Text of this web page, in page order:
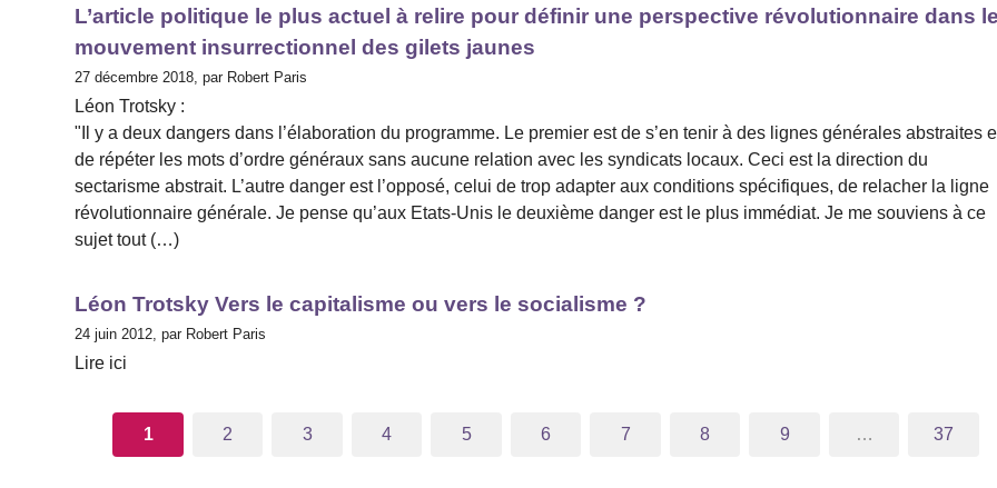
L’article politique le plus actuel à relire pour définir une perspective révolutionnaire dans
mouvement insurrectionnel des gilets jaunes
27 décembre 2018, par Robert Paris
Léon Trotsky :
"Il y a deux dangers dans l’élaboration du programme. Le premier est de s’en tenir à des lignes générales abstraites
de répéter les mots d’ordre généraux sans aucune relation avec les syndicats locaux. Ceci est la direction du
sectarisme abstrait. L’autre danger est l’opposé, celui de trop adapter aux conditions spécifiques, de relacher la ligne
révolutionnaire générale. Je pense qu’aux Etats-Unis le deuxième danger est le plus immédiat. Je me souviens à ce
sujet tout (…)
Léon Trotsky Vers le capitalisme ou vers le socialisme ?
24 juin 2012, par Robert Paris
Lire ici
1 2 3 4 5 6 7 8 9 … 37